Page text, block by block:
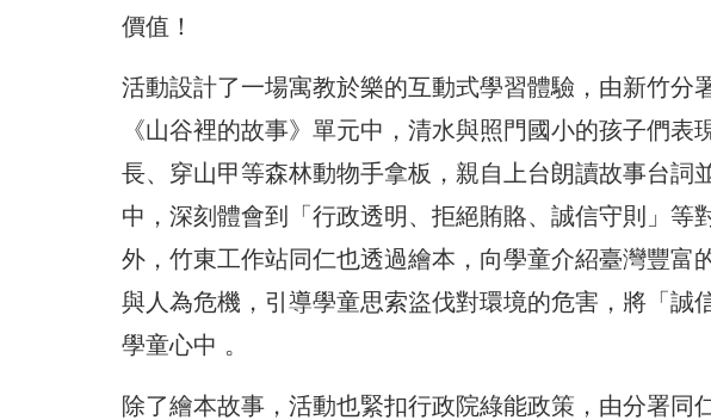
價值！
活動設計了一場寓教於樂的互動式學習體驗，由新竹分
《山谷裡的故事》單元中，清水與照門國小的孩子們
長、穿山甲等森林動物手拿板，親自上台朗讀故事台詞
中，深刻體會到「行政透明、拒絕賄賂、誠信守則」等
外，竹東工作站同仁也透過繪本，向學童介紹臺灣豐富
與人為危機，引導學童思索盜伐對環境的危害，將「誠
學童心中 。
除了繪本故事，活動也緊扣行政院綠能政策，由分署同